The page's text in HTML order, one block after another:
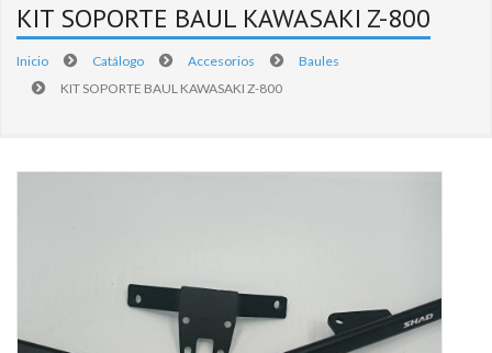
KIT SOPORTE BAUL KAWASAKI Z-800
Inicio Catálogo Accesorios
Baules
KIT SOPORTE BAUL KAWASAKI Z-800